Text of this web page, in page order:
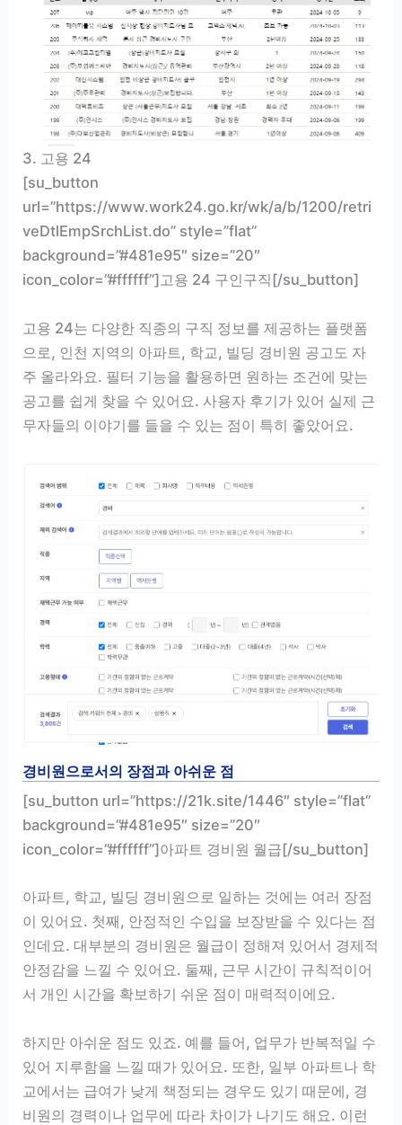
3. 고용 24
[su_button
url=”https://www.work24.go.kr/wk/a/b/1200/retri
veDtlEmpSrchList.do” style=”flat”
background=”#481e95″ size=”20″
icon_color=”#ffffff”]고용 24 구인구직[/su_button]
고용 24는 다양한 직종의 구직 정보를 제공하는 플랫폼
으로, 인천 지역의 아파트, 학교, 빌딩 경비원 공고도 자
주 올라와요. 필터 기능을 활용하면 원하는 조건에 맞는
공고를 쉽게 찾을 수 있어요. 사용자 후기가 있어 실제 근
무자들의 이야기를 들을 수 있는 점이 특히 좋았어요.
경비원으로서의 장점과 아쉬운 점
[su_button url=”https://21k.site/1446″ style=”flat”
background=”#481e95″ size=”20″
icon_color=”#ffffff”]아파트 경비원 월급[/su_button]
아파트, 학교, 빌딩 경비원으로 일하는 것에는 여러 장점
이 있어요. 첫째, 안정적인 수입을 보장받을 수 있다는 점
인데요. 대부분의 경비원은 월급이 정해져 있어서 경제적
안정감을 느낄 수 있어요. 둘째, 근무 시간이 규칙적이어
서 개인 시간을 확보하기 쉬운 점이 매력적이에요.
하지만 아쉬운 점도 있죠. 예를 들어, 업무가 반복적일 수
있어 지루함을 느낄 때가 있어요. 또한, 일부 아파트나 학
교에서는 급여가 낮게 책정되는 경우도 있기 때문에, 경
비원의 경력이나 업무에 따라 차이가 나기도 해요. 이런